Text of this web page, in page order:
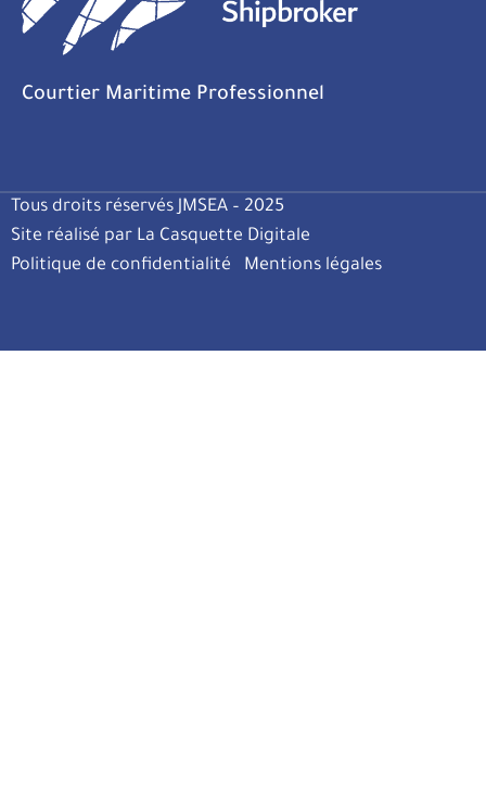
Courtier Maritime Professionnel
Tous droits réservés JMSEA – 2025
Site réalisé par La Casquette Digitale
Politique de confidentialité
Mentions légales